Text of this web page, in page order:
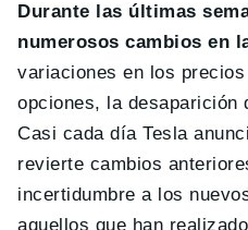
Durante las últimas
numerosos cambios en
variaciones en los
opciones, la
Casi cada día Tesla
revierte cambios
incertidumbre a los
aquellos que han